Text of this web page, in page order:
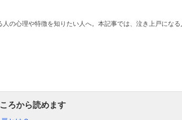
人の心理や特徴を知りたい人へ。本記事では、泣き上戸にな